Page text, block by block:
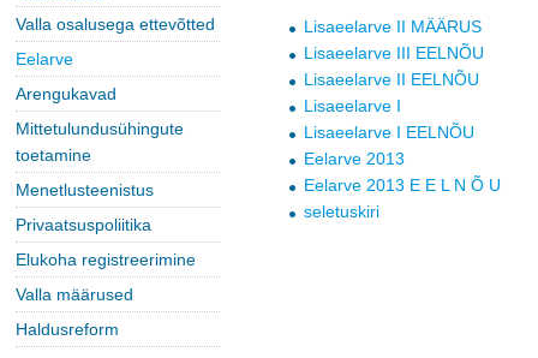
Valla osalusega ettevõtted
Eelarve
Arengukavad
Mittetulundusühingute
toetamine
Menetlusteenistus
Privaatsuspoliitika
Elukoha registreerimine
Valla määrused
Haldusreform
Lisaeelarve II MÄÄRUS
Lisaeelarve III EELNÕU
Lisaeelarve II EELNÕU
Lisaeelarve I
Lisaeelarve I EELNÕU
Eelarve 2013
Eelarve 2013 E E L N Õ U
seletuskiri